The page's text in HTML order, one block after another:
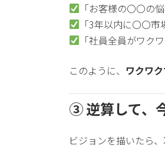
「お客様の〇〇の
「3年以内に〇〇
「社員全員がワク
このように、 ワクワ
③ 逆算して、
ビジョンを描いたら